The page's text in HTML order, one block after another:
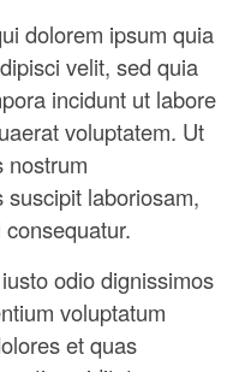
dolorem ipsum quia
velit, sed quia
incidunt ut labore
voluptatem. Ut
nostrum
laboriosam,
odio dignissimos
voluptatum
et quas